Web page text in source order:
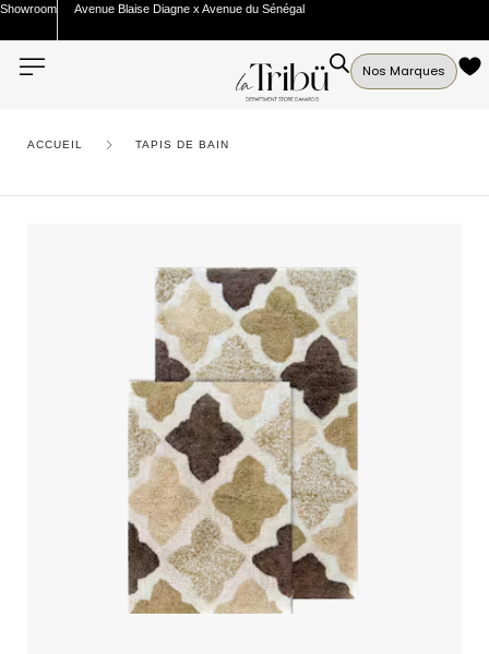
Showroom Avenue Blaise Diagne x Avenue du Sénégal
Nos Marques
ACCUEIL TAPIS DE BAIN